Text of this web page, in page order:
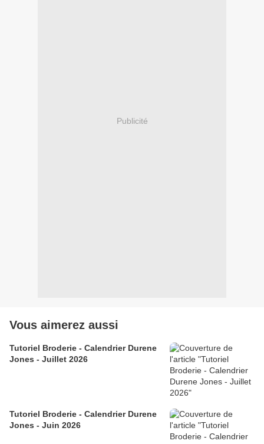
Publicité
Vous aimerez aussi
Tutoriel Broderie - Calendrier Durene
Jones - Juillet 2026
Tutoriel Broderie - Calendrier Durene
Jones - Juin 2026